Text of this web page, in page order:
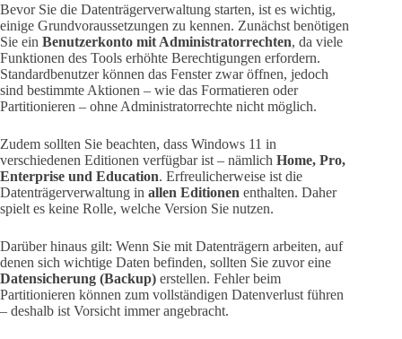
Bevor Sie die Datenträgerverwaltung starten, ist es wichtig,
einige Grundvoraussetzungen zu kennen. Zunächst benötigen
Sie ein Benutzerkonto mit Administratorrechten, da viele
Funktionen des Tools erhöhte Berechtigungen erfordern.
Standardbenutzer können das Fenster zwar öffnen, jedoch
sind bestimmte Aktionen – wie das Formatieren oder
Partitionieren – ohne Administratorrechte nicht möglich.
Zudem sollten Sie beachten, dass Windows 11 in
verschiedenen Editionen verfügbar ist – nämlich Home, Pro,
Enterprise und Education. Erfreulicherweise ist die
Datenträgerverwaltung in allen Editionen enthalten. Daher
spielt es keine Rolle, welche Version Sie nutzen.
Darüber hinaus gilt: Wenn Sie mit Datenträgern arbeiten, auf
denen sich wichtige Daten befinden, sollten Sie zuvor eine
Datensicherung (Backup) erstellen. Fehler beim
Partitionieren können zum vollständigen Datenverlust führen
– deshalb ist Vorsicht immer angebracht.